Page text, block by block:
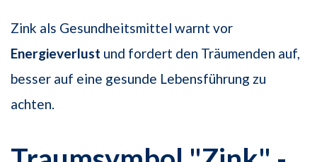
Zink als Gesundheitsmittel warnt vor
Energieverlust und fordert den Träumenden auf,
besser auf eine gesunde Lebensführung zu
achten.